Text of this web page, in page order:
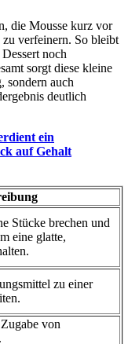
die Mousse kurz vor
verfeinern. So bleibt
noch
sorgt diese kleine
sondern auch
deutlich
ein
auf Gehalt
Stücke brechen und
eine glatte,
zu einer
von